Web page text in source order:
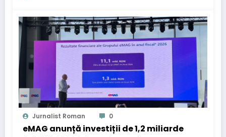
Jurnalist Roman 0
eMAG anunță investiții de 1,2 miliarde